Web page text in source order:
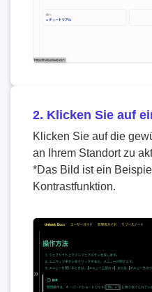
2. Klicken Sie auf
Klicken Sie auf die
an Ihrem Standort zu
*Das Bild ist ein
Kontrastfunktion.